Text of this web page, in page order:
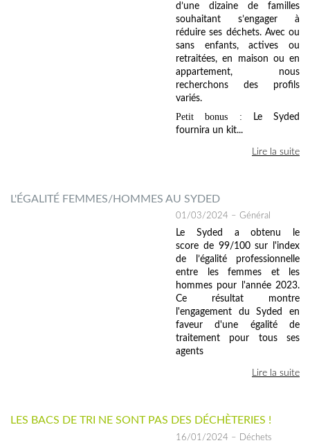
d’une dizaine de familles
souhaitant s’engager à
réduire ses déchets. Avec ou
sans enfants, actives ou
retraitées, en maison ou en
appartement, nous
recherchons des profils
variés.
Petit bonus :
Le Syded
fournira un kit...
Lire la suite
L'ÉGALITÉ FEMMES/HOMMES AU SYDED
01/03/2024 – Général
Le Syded a obtenu le
score de 99/100 sur l'index
de l’égalité professionnelle
entre les femmes et les
hommes pour l'année 2023.
Ce résultat montre
l'engagement du Syded en
faveur d'une égalité de
traitement pour tous ses
agents
Lire la suite
LES BACS DE TRI NE SONT PAS DES DÉCHÈTERIES !
16/01/2024 – Déchets